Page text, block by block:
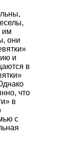
им
они
и
в
что
в
с